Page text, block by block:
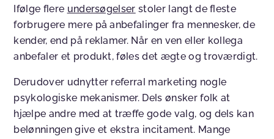
Ifølge flere undersøgelser stoler langt de fleste
forbrugere mere på anbefalinger fra mennesker, de
kender, end på reklamer. Når en ven eller kollega
anbefaler et produkt, føles det ægte og troværdigt.
Derudover udnytter referral marketing nogle
psykologiske mekanismer. Dels ønsker folk at
hjælpe andre med at træffe gode valg, og dels kan
belønningen give et ekstra incitament. Mange